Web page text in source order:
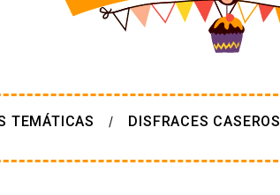
TEMÁTICAS DISFRACES CASEROS